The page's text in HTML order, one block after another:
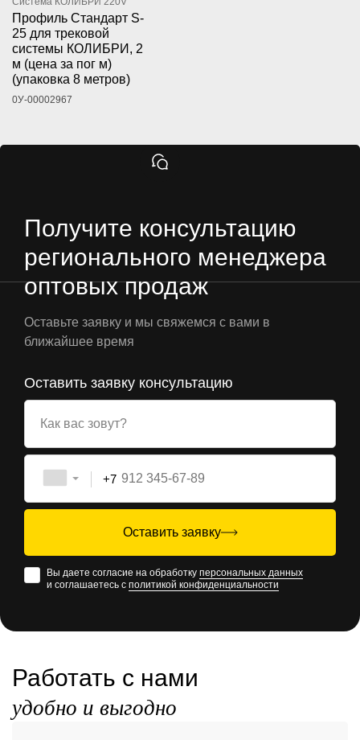
Профиль Стандарт S-
25 для трековой
системы КОЛИБРИ, 2
м (цена за пог м)
(упаковка 8 метров)
0У-00002967
Получите консультацию
регионального менеджера
оптовых продаж
Оставьте заявку и мы свяжемся с вами в
ближайшее время
Оставить заявку консультацию
Как вас зовут?
+7
Оставить заявку
Вы даете согласие на обработку персональных данных
и соглашаетесь с политикой конфиденциальности
Работать с нами
удобно и выгодно